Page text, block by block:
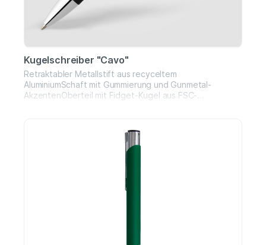
Kugelschreiber "Cavo"
Retraktabler Metallstift aus recyceltem
AluminiumSchaft mit Gummierung und Gunmetal-
AkzentenOberteil mit Fidget-Kugel aus FSC-